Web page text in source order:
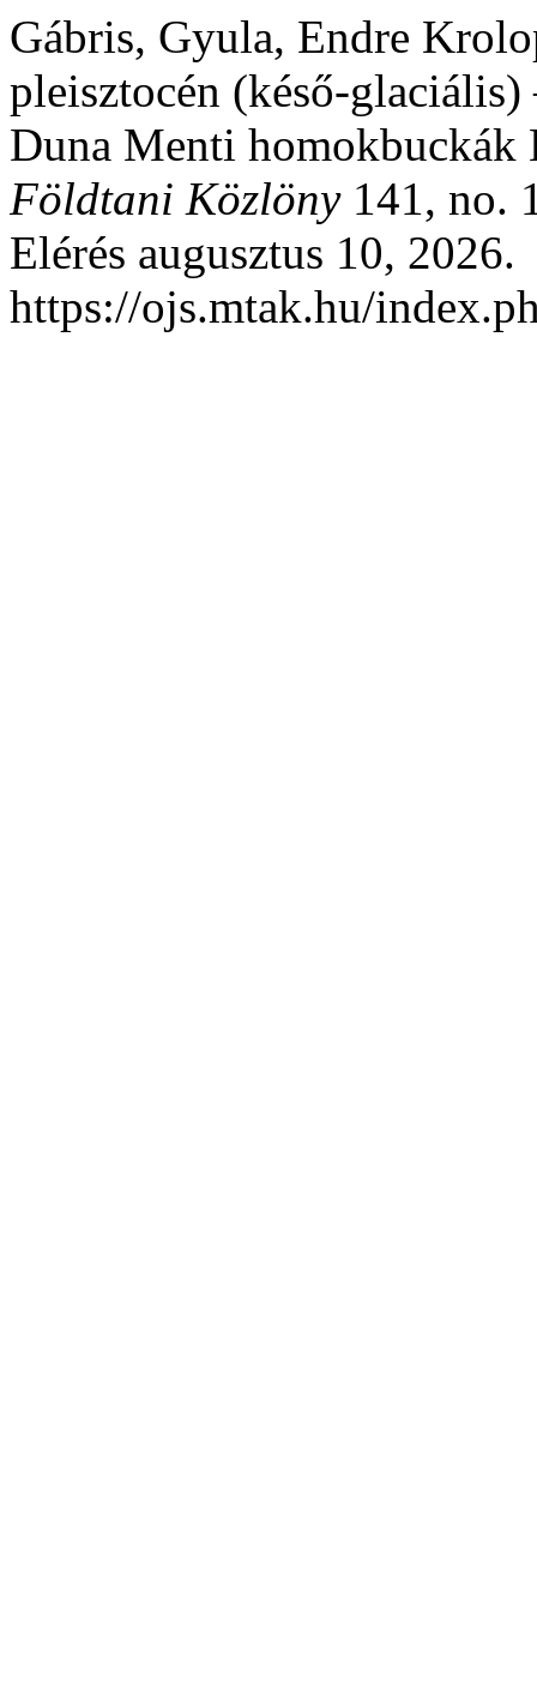
Gábris, Gyula, Endre
pleisztocén (késő-
Duna Menti homokbuckák
Földtani Közlöny141, no.
Elérés augusztus 10, 2026.
https://ojs.mtak.hu/